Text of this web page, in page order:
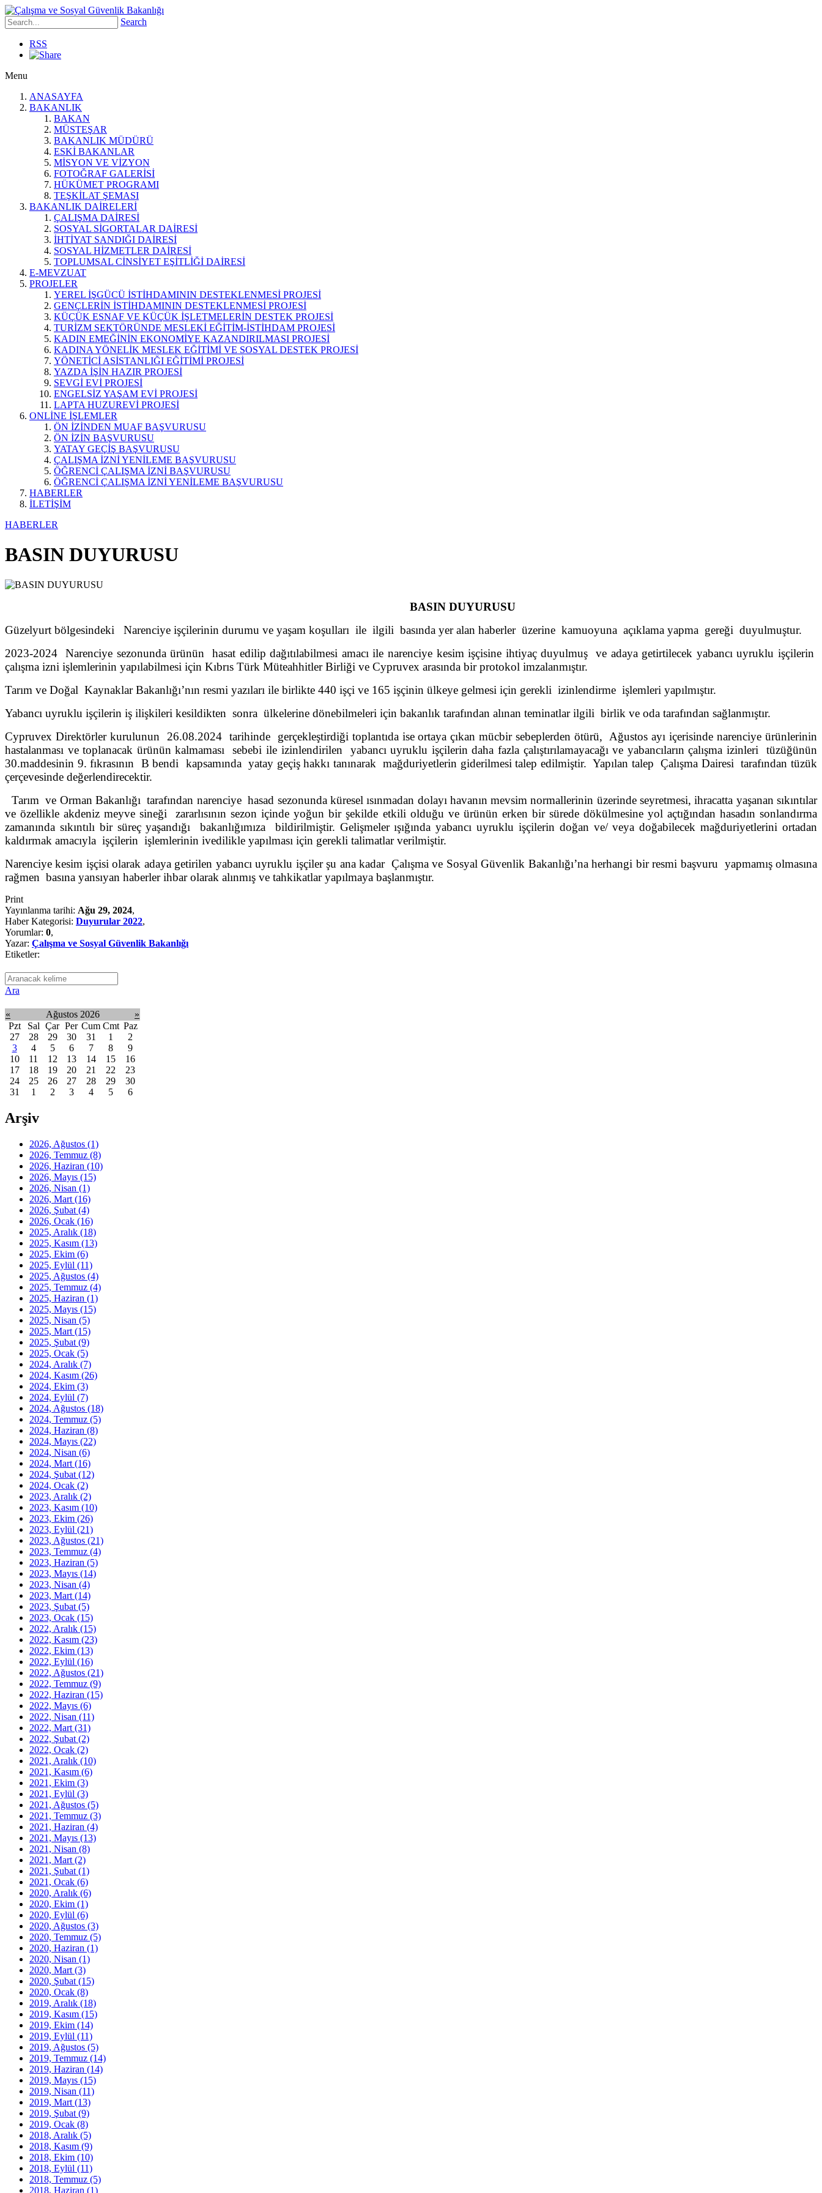
Search
RSS
Menu
ANASAYFA
BAKANLIK
BAKAN
MÜSTEŞAR
BAKANLIK MÜDÜRÜ
ESKİ BAKANLAR
MİSYON VE VİZYON
FOTOĞRAF GALERİSİ
HÜKÜMET PROGRAMI
TEŞKİLAT ŞEMASI
BAKANLIK DAİRELERİ
ÇALIŞMA DAİRESİ
SOSYAL SİGORTALAR DAİRESİ
İHTİYAT SANDIĞI DAİRESİ
SOSYAL HİZMETLER DAİRESİ
TOPLUMSAL CİNSİYET EŞİTLİĞİ DAİRESİ
E-MEVZUAT
PROJELER
YEREL İŞGÜCÜ İSTİHDAMININ DESTEKLENMESİ PROJESİ
GENÇLERİN İSTİHDAMININ DESTEKLENMESİ PROJESİ
KÜÇÜK ESNAF VE KÜÇÜK İŞLETMELERİN DESTEK PROJESİ
TURİZM SEKTÖRÜNDE MESLEKİ EĞİTİM-İSTİHDAM PROJESİ
KADIN EMEĞİNİN EKONOMİYE KAZANDIRILMASI PROJESİ
KADINA YÖNELİK MESLEK EĞİTİMİ VE SOSYAL DESTEK PROJESİ
YÖNETİCİ ASİSTANLIĞI EĞİTİMİ PROJESİ
YAZDA İŞİN HAZIR PROJESİ
SEVGİ EVİ PROJESİ
ENGELSİZ YAŞAM EVİ PROJESİ
LAPTA HUZUREVİ PROJESİ
ONLİNE İŞLEMLER
ÖN İZİNDEN MUAF BAŞVURUSU
ÖN İZİN BAŞVURUSU
YATAY GEÇİŞ BAŞVURUSU
ÇALIŞMA İZNİ YENİLEME BAŞVURUSU
ÖĞRENCİ ÇALIŞMA İZNİ BAŞVURUSU
ÖĞRENCİ ÇALIŞMA İZNİ YENİLEME BAŞVURUSU
HABERLER
İLETİŞİM
HABERLER
BASIN DUYURUSU
BASIN DUYURUSU
Güzelyurt bölgesindeki Narenciye işçilerinin durumu ve yaşam koşulları ile ilgili basında yer alan haberler üzerine kamuoyuna açıklama yapma gereği duyulmuştur.
2023-2024 Narenciye sezonunda ürünün hasat edilip dağıtılabilmesi amacı ile narenciye kesim işçisine ihtiyaç duyulmuş ve adaya getirtilecek yabancı uyruklu işçilerin
çalışma izni işlemlerinin yapılabilmesi için Kıbrıs Türk Müteahhitler Birliği ve Cypruvex arasında bir protokol imzalanmıştır.
Tarım ve Doğal Kaynaklar Bakanlığı’nın resmi yazıları ile birlikte 440 işçi ve 165 işçinin ülkeye gelmesi için gerekli izinlendirme işlemleri yapılmıştır.
Yabancı uyruklu işçilerin iş ilişkileri kesildikten sonra ülkelerine dönebilmeleri için bakanlık tarafından alınan teminatlar ilgili birlik ve oda tarafından sağlanmıştır.
Cypruvex Direktörler kurulunun 26.08.2024 tarihinde gerçekleştirdiği toplantıda ise ortaya çıkan mücbir sebeplerden ötürü, Ağustos ayı içerisinde narenciye ürünlerinin
hastalanması ve toplanacak ürünün kalmaması sebebi ile izinlendirilen yabancı uyruklu işçilerin daha fazla çalıştırılamayacağı ve yabancıların çalışma izinleri tüzüğünün
30.maddesinin 9. fıkrasının B bendi kapsamında yatay geçiş hakkı tanınarak mağduriyetlerin giderilmesi talep edilmiştir. Yapılan talep Çalışma Dairesi tarafından tüzük
çerçevesinde değerlendirecektir.
Tarım ve Orman Bakanlığı tarafından narenciye hasad sezonunda küresel ısınmadan dolayı havanın mevsim normallerinin üzerinde seyretmesi, ihracatta yaşanan sıkıntılar
ve özellikle akdeniz meyve sineği zararlısının sezon içinde yoğun bir şekilde etkili olduğu ve ürünün erken bir sürede dökülmesine yol açtığından hasadın sonlandırma
zamanında sıkıntılı bir süreç yaşandığı bakanlığımıza bildirilmiştir. Gelişmeler ışığında yabancı uyruklu işçilerin doğan ve/ veya doğabilecek mağduriyetlerini ortadan
kaldırmak amacıyla işçilerin işlemlerinin ivedilikle yapılması için gerekli talimatlar verilmiştir.
Narenciye kesim işçisi olarak adaya getirilen yabancı uyruklu işçiler şu ana kadar Çalışma ve Sosyal Güvenlik Bakanlığı’na herhangi bir resmi başvuru yapmamış olmasına
rağmen basına yansıyan haberler ihbar olarak alınmış ve tahkikatlar yapılmaya başlanmıştır.
Print
Yayınlanma tarihi: Ağu 29, 2024,
Haber Kategorisi: Duyurular 2022,
Yorumlar: 0,
Yazar: Çalışma ve Sosyal Güvenlik Bakanlığı
Etiketler:
Ara
« Ağustos 2026
»
Pzt
Sal Çar Per Cum Cmt Paz
27
28 29 30 31 1
2
3
4 5 6 7 8
9
10
11 12 13 14 15
16
17
18 19 20 21 22
23
24
25 26 27 28 29
30
31
1 2 3 4 5 6
Arşiv
2026, Ağustos (1)
2026, Temmuz (8)
2026, Haziran (10)
2026, Mayıs (15)
2026, Nisan (1)
2026, Mart (16)
2026, Şubat (4)
2026, Ocak (16)
2025, Aralık (18)
2025, Kasım (13)
2025, Ekim (6)
2025, Eylül (11)
2025, Ağustos (4)
2025, Temmuz (4)
2025, Haziran (1)
2025, Mayıs (15)
2025, Nisan (5)
2025, Mart (15)
2025, Şubat (9)
2025, Ocak (5)
2024, Aralık (7)
2024, Kasım (26)
2024, Ekim (3)
2024, Eylül (7)
2024, Ağustos (18)
2024, Temmuz (5)
2024, Haziran (8)
2024, Mayıs (22)
2024, Nisan (6)
2024, Mart (16)
2024, Şubat (12)
2024, Ocak (2)
2023, Aralık (2)
2023, Kasım (10)
2023, Ekim (26)
2023, Eylül (21)
2023, Ağustos (21)
2023, Temmuz (4)
2023, Haziran (5)
2023, Mayıs (14)
2023, Nisan (4)
2023, Mart (14)
2023, Şubat (5)
2023, Ocak (15)
2022, Aralık (15)
2022, Kasım (23)
2022, Ekim (13)
2022, Eylül (16)
2022, Ağustos (21)
2022, Temmuz (9)
2022, Haziran (15)
2022, Mayıs (6)
2022, Nisan (11)
2022, Mart (31)
2022, Şubat (2)
2022, Ocak (2)
2021, Aralık (10)
2021, Kasım (6)
2021, Ekim (3)
2021, Eylül (3)
2021, Ağustos (5)
2021, Temmuz (3)
2021, Haziran (4)
2021, Mayıs (13)
2021, Nisan (8)
2021, Mart (2)
2021, Şubat (1)
2021, Ocak (6)
2020, Aralık (6)
2020, Ekim (1)
2020, Eylül (6)
2020, Ağustos (3)
2020, Temmuz (5)
2020, Haziran (1)
2020, Nisan (1)
2020, Mart (3)
2020, Şubat (15)
2020, Ocak (8)
2019, Aralık (18)
2019, Kasım (15)
2019, Ekim (14)
2019, Eylül (11)
2019, Ağustos (5)
2019, Temmuz (14)
2019, Haziran (14)
2019, Mayıs (15)
2019, Nisan (11)
2019, Mart (13)
2019, Şubat (9)
2019, Ocak (8)
2018, Aralık (5)
2018, Kasım (9)
2018, Ekim (10)
2018, Eylül (11)
2018, Temmuz (5)
2018, Haziran (1)